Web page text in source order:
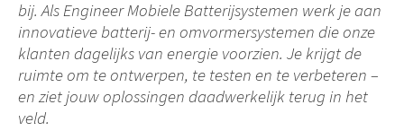
bij. Als Engineer Mobiele Batterijsystemen werk je aan
innovatieve batterij- en omvormersystemen die onze
klanten dagelijks van energie voorzien. Je krijgt de
ruimte om te ontwerpen, te testen en te verbeteren –
en ziet jouw oplossingen daadwerkelijk terug in het
veld.